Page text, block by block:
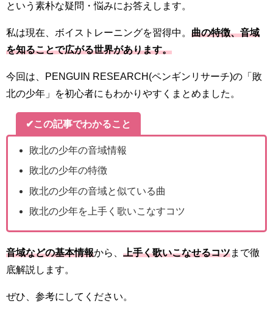
という素朴な疑問・悩みにお答えします。
私は現在、ボイストレーニングを習得中。 曲の特徴、音域
を知ることで広がる世界があります。
今回は、PENGUIN RESEARCH(ペンギンリサーチ)の「敗
北の少年」を初心者にもわかりやすくまとめました。
✔この記事でわかること
敗北の少年の音域情報
敗北の少年の特徴
敗北の少年の音域と似ている曲
敗北の少年を上手く歌いこなすコツ
音域などの基本情報から、 上手く歌いこなせるコツまで徹
底解説します。
ぜひ、参考にしてください。